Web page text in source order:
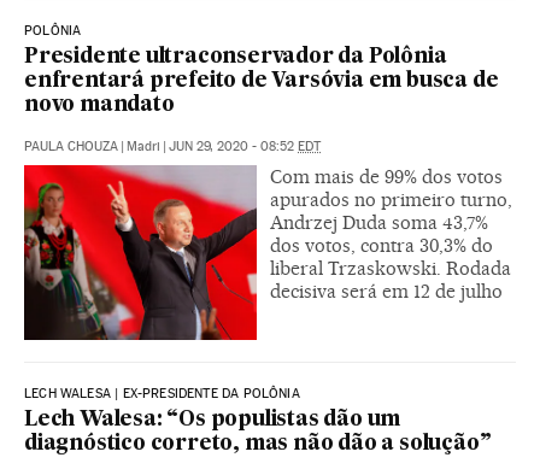
POLÔNIA
Presidente ultraconservador da Polônia
enfrentará prefeito de Varsóvia em busca de
novo mandato
PAULA CHOUZA | Madri | JUN 29, 2020 - 08:52 EDT
Com mais de 99% dos votos
apurados no primeiro turno,
Andrzej Duda soma 43,7%
dos votos, contra 30,3% do
liberal Trzaskowski. Rodada
decisiva será em 12 de julho
LECH WALESA | EX-PRESIDENTE DA POLÔNIA
Lech Walesa: “Os populistas dão um
diagnóstico correto, mas não dão a solução”